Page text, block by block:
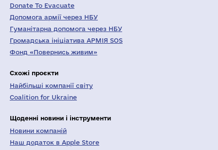
Donate To Evacuate
Допомога армії через НБУ
Гуманітарна допомога через НБУ
Громадська ініціатива АРМІЯ SOS
Фонд «Повернись живим»
Схожі проєкти
Найбільші компанії світу
Coalition for Ukraine
Щоденні новини і інструменти
Новини компаній
Наш додаток в Apple Store